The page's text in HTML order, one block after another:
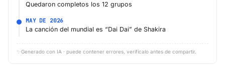
Quedaron completos los 12 grupos
MAY DE 2026
La canción del mundial es “Dai Dai” de Shakira
✨ Generado con IA · puede contener errores, verifícalo antes de compartir.